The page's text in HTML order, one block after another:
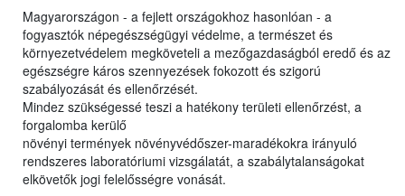
Magyarországon - a fejlett országokhoz hasonlóan - a
fogyasztók népegészségügyi védelme, a természet és
környezetvédelem megköveteli a mezőgazdaságból eredő és az
egészségre káros szennyezések fokozott és szigorú
szabályozását és ellenőrzését.
Mindez szükségessé teszi a hatékony területi ellenőrzést, a
forgalomba kerülő
növényi termények növényvédőszer-maradékokra irányuló
rendszeres laboratóriumi vizsgálatát, a szabálytalanságokat
elkövetők jogi felelősségre vonását.